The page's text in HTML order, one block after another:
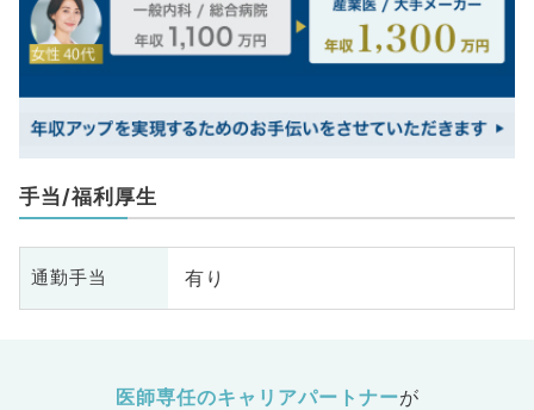
手当/福利厚生
通勤手当 有り
医師専任のキャリアパートナーが